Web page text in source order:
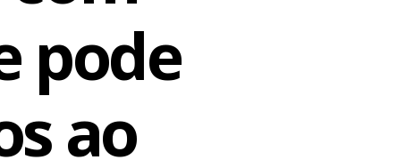
pode
ao